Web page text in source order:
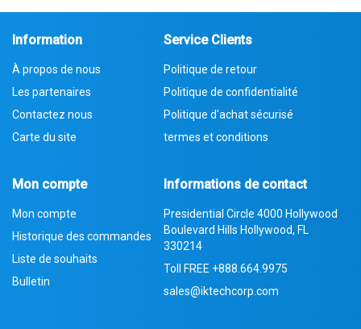
Information
À propos de nous
Les partenaires
Contactez nous
Carte du site
Service Clients
Politique de retour
Politique de confidentialité
Politique d'achat sécurisé
termes et conditions
Mon compte
Mon compte
Historique des commandes
Liste de souhaits
Bulletin
Informations de contact
Presidential Circle 4000 Hollywood
Boulevard Hills Hollywood, FL
330214
Toll FREE +888.664.9975
sales@iktechcorp.com